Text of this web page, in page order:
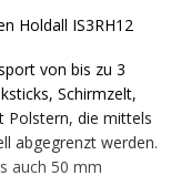
Holdall IS3RH12
von bis zu 3
Schirmzelt,
Polstern, die mittels
abgegrenzt werden.
auch 50 mm